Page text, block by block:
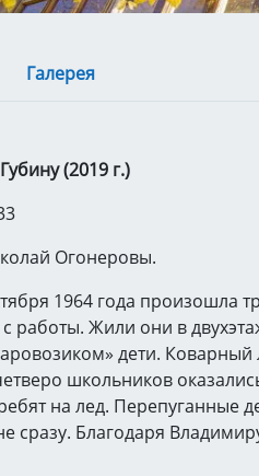
Галерея
(2019 г.)
Огонеровы.
1964 года произошла
с работы. Жили они в
дети.
школьников
на лед. Перепуганные
Благодаря